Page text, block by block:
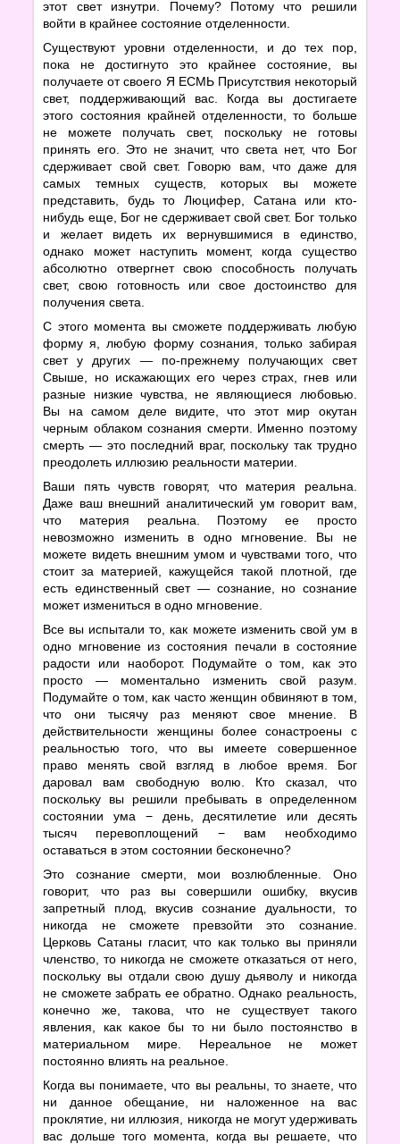
этот свет изнутри. Почему? Потому что решили
войти в крайнее состояние отделенности.
Существуют уровни отделенности, и до тех пор,
пока не достигнуто это крайнее состояние, вы
получаете от своего Я ЕСМЬ Присутствия некоторый
свет, поддерживающий вас. Когда вы достигаете
этого состояния крайней отделенности, то больше
не можете получать свет, поскольку не готовы
принять его. Это не значит, что света нет, что Бог
сдерживает свой свет. Говорю вам, что даже для
самых темных существ, которых вы можете
представить, будь то Люцифер, Сатана или кто-
нибудь еще, Бог не сдерживает свой свет. Бог только
и желает видеть их вернувшимися в единство,
однако может наступить момент, когда существо
абсолютно отвергнет свою способность получать
свет, свою готовность или свое достоинство для
получения света.
С этого момента вы сможете поддерживать любую
форму я, любую форму сознания, только забирая
свет у других — по-прежнему получающих свет
Свыше, но искажающих его через страх, гнев или
разные низкие чувства, не являющиеся любовью.
Вы на самом деле видите, что этот мир окутан
черным облаком сознания смерти. Именно поэтому
смерть — это последний враг, поскольку так трудно
преодолеть иллюзию реальности материи.
Ваши пять чувств говорят, что материя реальна.
Даже ваш внешний аналитический ум говорит вам,
что материя реальна. Поэтому ее просто
невозможно изменить в одно мгновение. Вы не
можете видеть внешним умом и чувствами того, что
стоит за материей, кажущейся такой плотной, где
есть единственный свет — сознание, но сознание
может измениться в одно мгновение.
Все вы испытали то, как можете изменить свой ум в
одно мгновение из состояния печали в состояние
радости или наоборот. Подумайте о том, как это
просто — моментально изменить свой разум.
Подумайте о том, как часто женщин обвиняют в том,
что они тысячу раз меняют свое мнение. В
действительности женщины более сонастроены с
реальностью того, что вы имеете совершенное
право менять свой взгляд в любое время. Бог
даровал вам свободную волю. Кто сказал, что
поскольку вы решили пребывать в определенном
состоянии ума − день, десятилетие или десять
тысяч перевоплощений − вам необходимо
оставаться в этом состоянии бесконечно?
Это сознание смерти, мои возлюбленные. Оно
говорит, что раз вы совершили ошибку, вкусив
запретный плод, вкусив сознание дуальности, то
никогда не сможете превзойти это сознание.
Церковь Сатаны гласит, что как только вы приняли
членство, то никогда не сможете отказаться от него,
поскольку вы отдали свою душу дьяволу и никогда
не сможете забрать ее обратно. Однако реальность,
конечно же, такова, что не существует такого
явления, как какое бы то ни было постоянство в
материальном мире. Нереальное не может
постоянно влиять на реальное.
Когда вы понимаете, что вы реальны, то знаете, что
ни данное обещание, ни наложенное на вас
проклятие, ни иллюзия, никогда не могут удерживать
вас дольше того момента, когда вы решаете, что